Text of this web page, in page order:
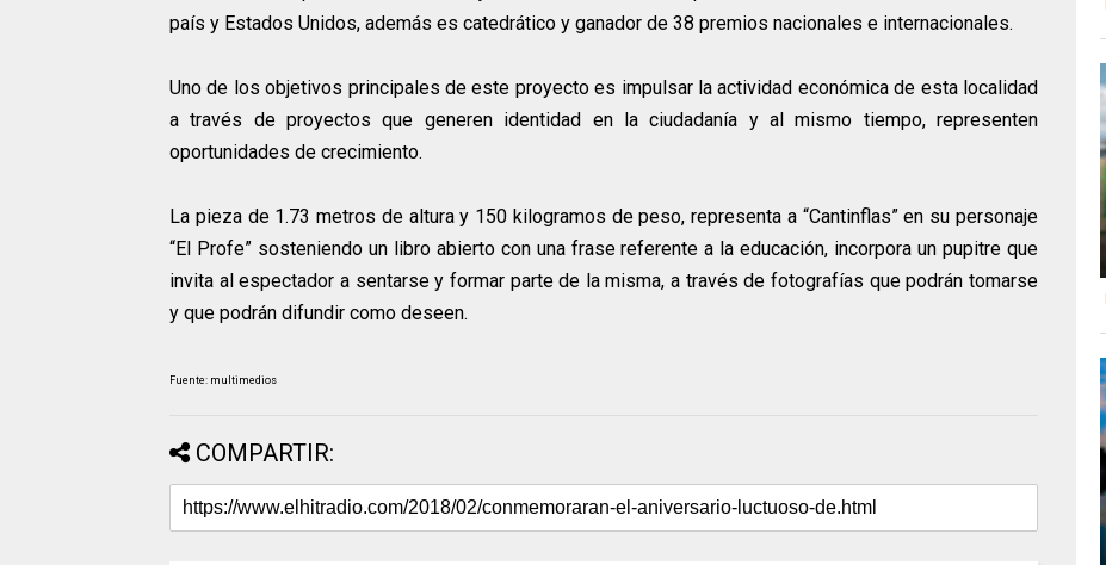
país y Estados Unidos, además es catedrático y ganador de 38 premios nacionales e internacionales.
Uno de los objetivos principales de este proyecto es impulsar la actividad económica de esta localidad
a través de proyectos que generen identidad en la ciudadanía y al mismo tiempo, representen
oportunidades de crecimiento.
La pieza de 1.73 metros de altura y 150 kilogramos de peso, representa a “Cantinflas” en su personaje
“El Profe” sosteniendo un libro abierto con una frase referente a la educación, incorpora un pupitre que
invita al espectador a sentarse y formar parte de la misma, a través de fotografías que podrán tomarse
y que podrán difundir como deseen.
Fuente: multimedios
COMPARTIR: